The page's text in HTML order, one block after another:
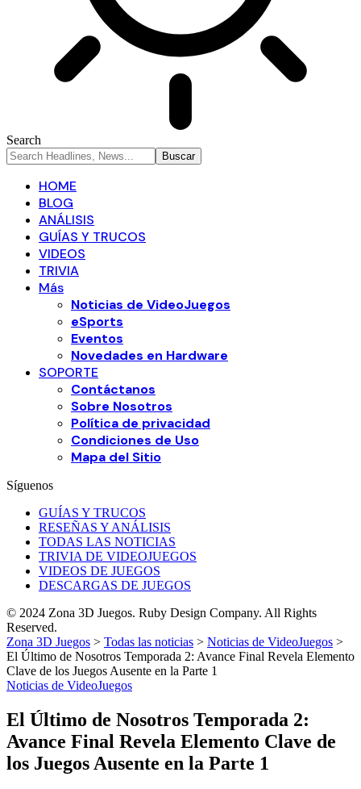
Search
HOME
BLOG
ANÁLISIS
GUÍAS Y TRUCOS
VIDEOS
TRIVIA
Más
Noticias de VideoJuegos
eSports
Eventos
Novedades en Hardware
SOPORTE
Contáctanos
Sobre Nosotros
Política de privacidad
Condiciones de Uso
Mapa del Sitio
Síguenos
GUÍAS Y TRUCOS
RESEÑAS Y ANÁLISIS
TODAS LAS NOTICIAS
TRIVIA DE VIDEOJUEGOS
VIDEOS DE JUEGOS
DESCARGAS DE JUEGOS
© 2024 Zona 3D Juegos. Ruby Design Company. All Rights
Reserved.
Zona 3D Juegos > Todas las noticias > Noticias de VideoJuegos >
El Último de Nosotros Temporada 2: Avance Final Revela Elemento
Clave de los Juegos Ausente en la Parte 1
Noticias de VideoJuegos
El Último de Nosotros Temporada 2:
Avance Final Revela Elemento Clave de
los Juegos Ausente en la Parte 1